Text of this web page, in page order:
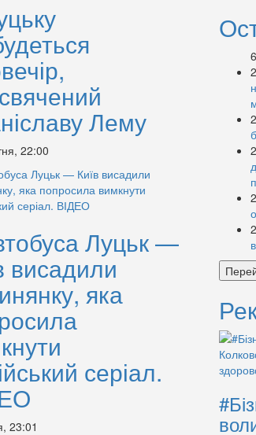
Лему
22:00
Луцьк —
висадили
яка
серіал.
23:01